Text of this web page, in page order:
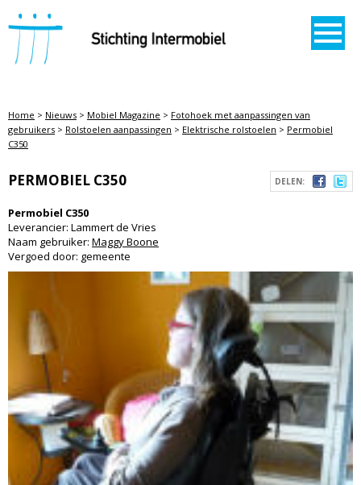
STICHTING INTERMOBIEL
Home > Nieuws > Mobiel Magazine > Fotohoek met aanpassingen van
gebruikers > Rolstoelen aanpassingen > Elektrische rolstoelen > Permobiel
C350
DELEN:
PERMOBIEL C350
Permobiel C350
Leverancier: Lammert de Vries
Naam gebruiker: Maggy Boone
Vergoed door: gemeente